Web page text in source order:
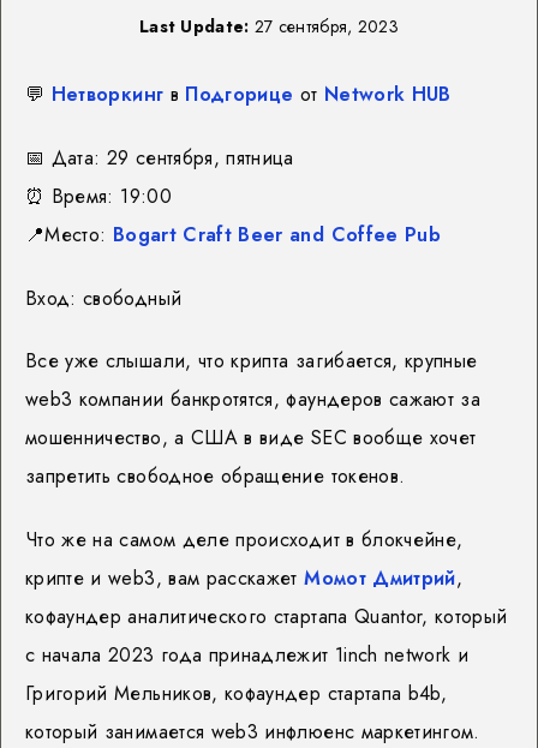
Last Update: 27 сентября, 2023
💬 Нетворкинг в Подгорице от Network HUB
📅 Дата: 29 сентября, пятница
⏰ Время: 19:00
📍Место: Bogart Craft Beer and Coffee Pub
Вход: свободный
Все уже слышали, что крипта загибается, крупные
web3 компании банкротятся, фаундеров сажают за
мошенничество, а США в виде SEC вообще хочет
запретить свободное обращение токенов.
Что же на самом деле происходит в блокчейне,
крипте и web3, вам расскажетМомот Дмитрий,
кофаундер аналитического стартапа Quantor, который
с начала 2023 года принадлежит 1inch network и
Григорий Мельников, кофаундер стартапа b4b,
который занимается web3 инфлюенс маркетингом.